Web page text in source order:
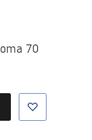
70